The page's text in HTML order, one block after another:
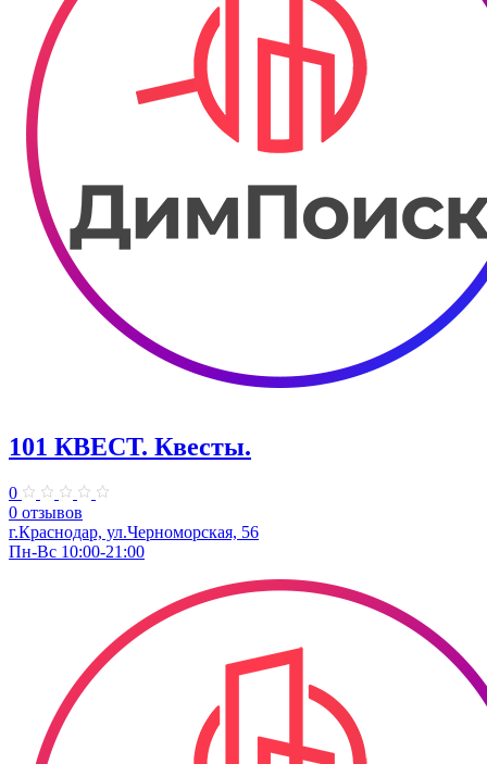
101 КВЕСТ. Квесты.
0
0 отзывов
г.Краснодар, ул.Черноморская, 56
Пн-Вс 10:00-21:00